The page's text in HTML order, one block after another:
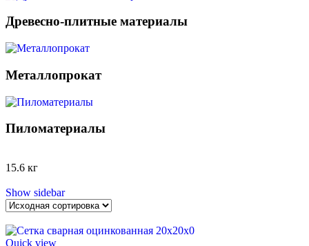
Древесно-плитные материалы
Металлопрокат
Пиломатериалы
15.6 кг
Show sidebar
Quick view